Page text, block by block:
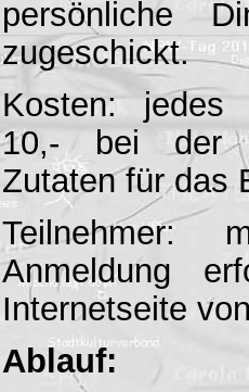
persönliche
zugeschickt.
Kosten: jedes
10,- bei der
Zutaten für das
Teilnehmer:
Anmeldung
Internetseite
Ablauf: